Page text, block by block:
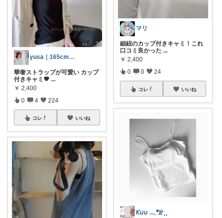
yusa｜165cm大人高見えコーデ
華奢ストラップが可愛い カップ
付きキャミ🖤 ...
￥ 2,400
0 4 224
コレ いいね
マリ
細紐のカップ付きキャミ！これ
口コミ良かった ...
￥ 2,400
0 0 24
コレ いいね
𝘒𝘶𝘶 𓂃𓅟⸒⸒